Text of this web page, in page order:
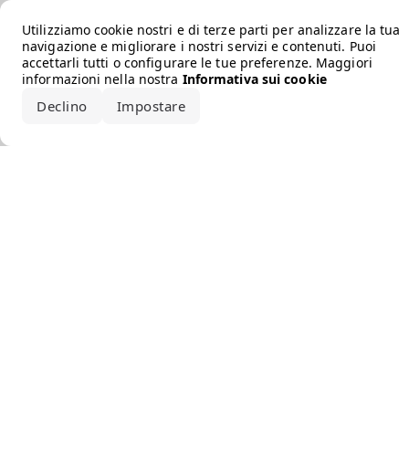
Utilizziamo cookie nostri e di terze parti per analizzare la tua
navigazione e migliorare i nostri servizi e contenuti. Puoi
accettarli tutti o configurare le tue preferenze. Maggiori
informazioni nella nostra Informativa sui cookie
Declino Impostare
Error loading the brand